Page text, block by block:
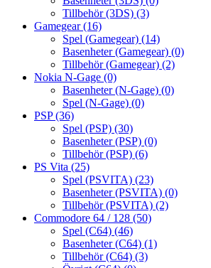
Tillbehör (3DS) (3)
Gamegear(16)
Spel (Gamegear) (14)
Basenheter (Gamegear) (0)
Tillbehör (Gamegear) (2)
Nokia N-Gage (0)
Basenheter (N-Gage) (0)
Spel (N-Gage) (0)
PSP(36)
Spel (PSP) (30)
Basenheter (PSP) (0)
Tillbehör (PSP) (6)
PS Vita (25)
Spel (PSVITA) (23)
Basenheter (PSVITA) (0)
Tillbehör (PSVITA) (2)
Commodore 64 / 128 (50)
Spel (C64) (46)
Basenheter (C64) (1)
Tillbehör (C64) (3)